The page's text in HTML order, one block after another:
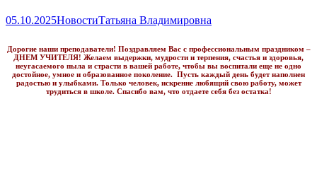
05.10.2025НовостиТатьяна Владимировна
Дорогие наши преподаватели! Поздравляем Вас с профессиональным праздником –
ДНЕМ УЧИТЕЛЯ! Желаем выдержки, мудрости и терпения, счастья и здоровья,
неугасаемого пыла и страсти в вашей работе, чтобы вы воспитали еще не одно
достойное, умное и образованное поколение. Пусть каждый день будет наполнен
радостью и улыбками. Только человек, искренне любящий свою работу, может
трудиться в школе. Спасибо вам, что отдаете себя без остатка!